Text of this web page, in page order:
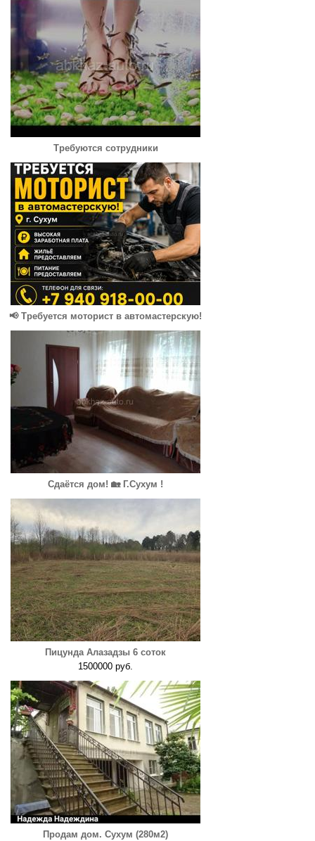
Требуются сотрудники
📢 Требуется моторист в автомастерскую!
Сдаётся дом! 🏡 Г.Сухум !
Пицунда Алазадзы 6 соток
1500000 руб.
Продам дом. Сухум (280м2)